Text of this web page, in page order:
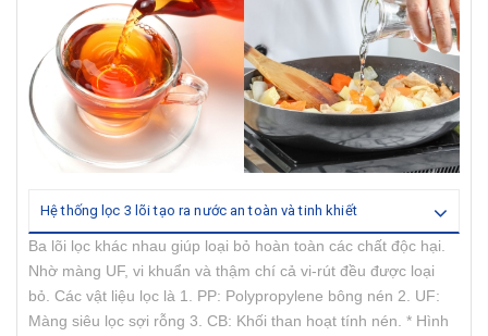
Hệ thống lọc 3 lõi tạo ra nước an toàn và tinh khiết
Ba lõi lọc khác nhau giúp loại bỏ hoàn toàn các chất độc hại.
Nhờ màng UF, vi khuẩn và thậm chí cả vi-rút đều được loại
bỏ. Các vật liệu lọc là 1. PP: Polypropylene bông nén 2. UF:
Màng siêu lọc sợi rỗng 3. CB: Khối than hoạt tính nén. * Hình